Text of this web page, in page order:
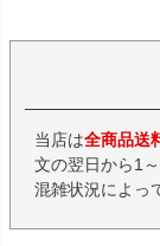
当店は全商品送
文の翌日から1
混雑状況によっ